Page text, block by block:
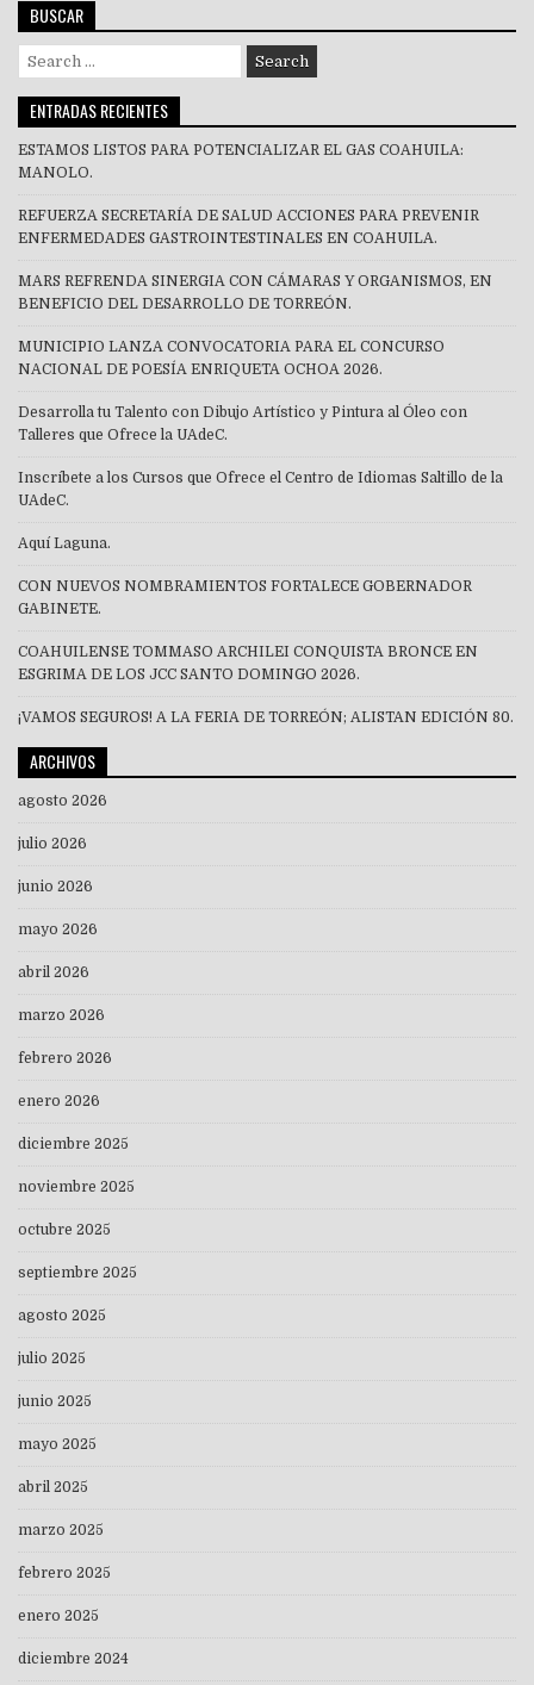
BUSCAR
Search
for:
ENTRADAS RECIENTES
ESTAMOS LISTOS PARA POTENCIALIZAR EL GAS COAHUILA:
MANOLO.
REFUERZA SECRETARÍA DE SALUD ACCIONES PARA PREVENIR
ENFERMEDADES GASTROINTESTINALES EN COAHUILA.
MARS REFRENDA SINERGIA CON CÁMARAS Y ORGANISMOS, EN
BENEFICIO DEL DESARROLLO DE TORREÓN.
MUNICIPIO LANZA CONVOCATORIA PARA EL CONCURSO
NACIONAL DE POESÍA ENRIQUETA OCHOA 2026.
Desarrolla tu Talento con Dibujo Artístico y Pintura al Óleo con
Talleres que Ofrece la UAdeC.
Inscríbete a los Cursos que Ofrece el Centro de Idiomas Saltillo de la
UAdeC.
Aquí Laguna.
CON NUEVOS NOMBRAMIENTOS FORTALECE GOBERNADOR
GABINETE.
COAHUILENSE TOMMASO ARCHILEI CONQUISTA BRONCE EN
ESGRIMA DE LOS JCC SANTO DOMINGO 2026.
¡VAMOS SEGUROS! A LA FERIA DE TORREÓN; ALISTAN EDICIÓN 80.
ARCHIVOS
agosto 2026
julio 2026
junio 2026
mayo 2026
abril 2026
marzo 2026
febrero 2026
enero 2026
diciembre 2025
noviembre 2025
octubre 2025
septiembre 2025
agosto 2025
julio 2025
junio 2025
mayo 2025
abril 2025
marzo 2025
febrero 2025
enero 2025
diciembre 2024